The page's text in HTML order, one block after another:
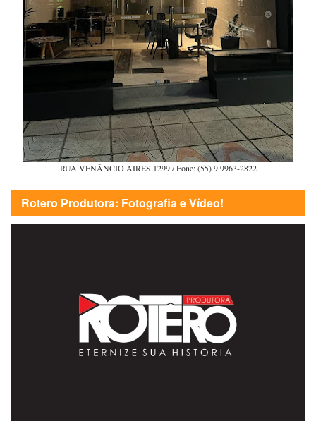
RUA VENÂNCIO AIRES 1299 / Fone: (55) 9.9963-2822
Rotero Produtora: Fotografia e Vídeo!